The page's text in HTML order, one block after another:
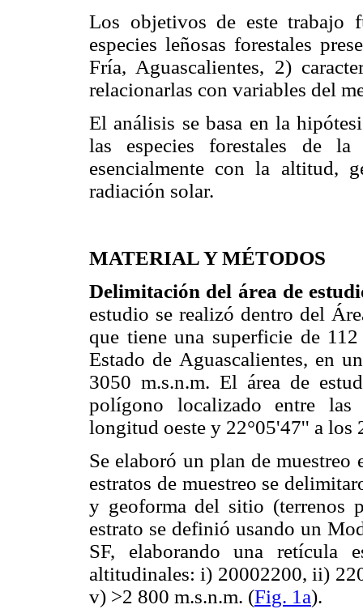
Los objetivos de este trabajo
especies leñosas forestales
Fría, Aguascalientes, 2)
relacionarlas con variables del
El análisis se basa en la
las especies forestales de la
esencialmente con la altitud,
radiación solar.
MATERIAL Y MÉTODOS
Delimitación del área de
estudio se realizó dentro del
que tiene una superficie de
Estado de Aguascalientes, en
3050 m.s.n.m. El área de
polígono localizado entre las
longitud oeste y 22°05'47'' a los
Se elaboró un plan de
estratos de muestreo se
y geoforma del sitio (terrenos
estrato se definió usando un
SF, elaborando una retícula
altitudinales: i) 20002200, ii)
v) >2 800 m.s.n.m. (Fig. 1a).